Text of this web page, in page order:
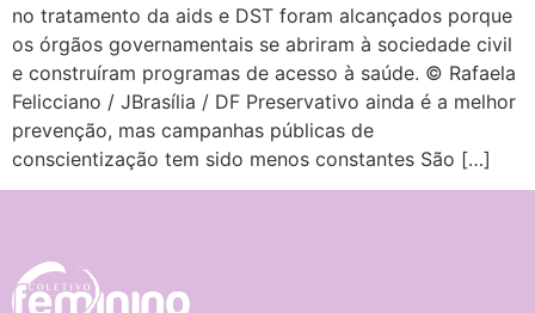
no tratamento da aids e DST foram alcançados porque
os órgãos governamentais se abriram à sociedade civil
e construíram programas de acesso à saúde. © Rafaela
Felicciano / JBrasília / DF Preservativo ainda é a melhor
prevenção, mas campanhas públicas de
conscientização tem sido menos constantes São […]